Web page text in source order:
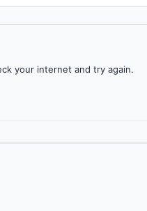
your internet and try again.